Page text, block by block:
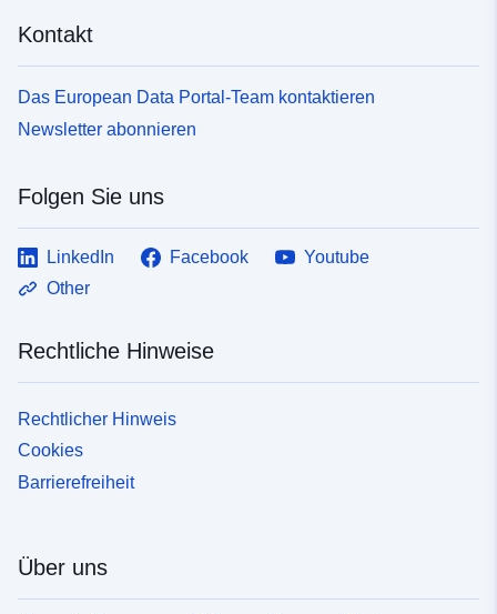
Kontakt
Das European Data Portal-Team kontaktieren
Newsletter abonnieren
Folgen Sie uns
LinkedIn Facebook
Youtube
Other
Rechtliche Hinweise
Rechtlicher Hinweis
Cookies
Barrierefreiheit
Über uns